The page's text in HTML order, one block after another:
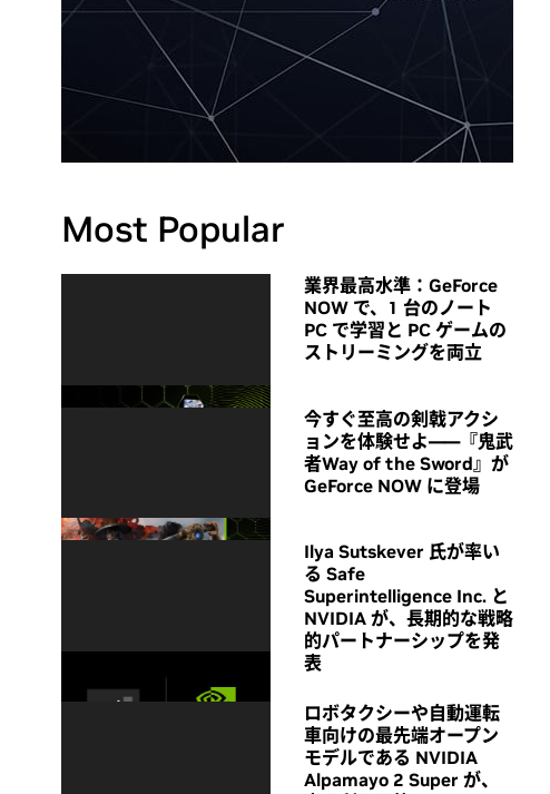
Most Popular
業界最高水準：GeForce
NOW で、1 台のノート
PC で学習と PC ゲームの
ストリーミングを両立
今すぐ至高の剣戟アクシ
ョンを体験せよ――『鬼武
者Way of the Sword』が
GeForce NOW に登場
Ilya Sutskever 氏が率い
る Safe
Superintelligence Inc. と
NVIDIA が、長期的な戦略
的パートナーシップを発
表
ロボタクシーや自動運転
車向けの最先端オープン
モデルである NVIDIA
Alpamayo 2 Super が、